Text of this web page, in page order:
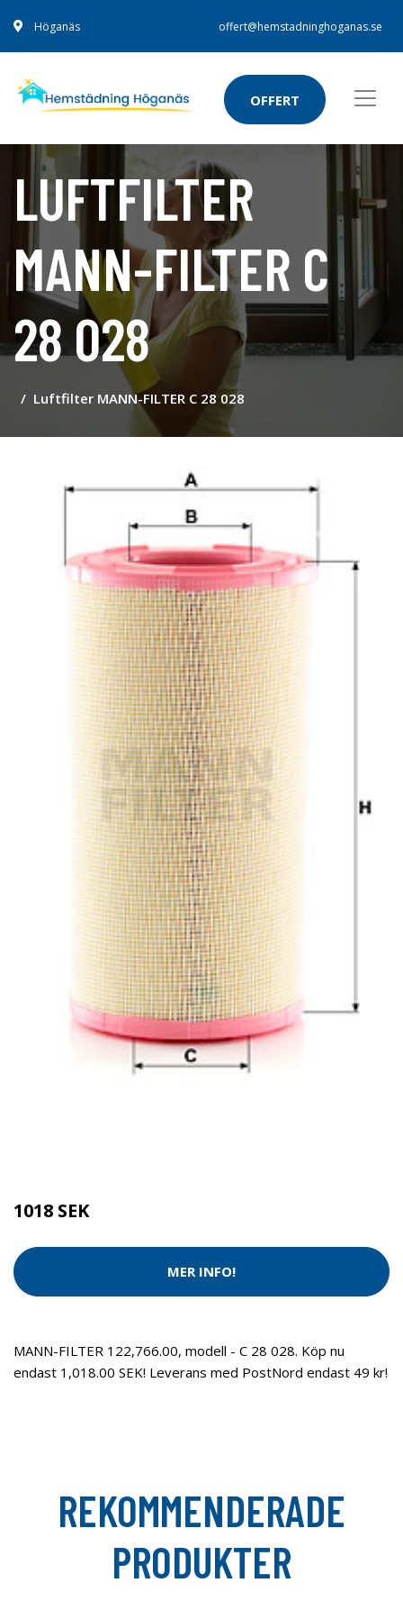
Höganäs offert@hemstadninghoganas.se
OFFERT
LUFTFILTER
MANN-FILTER C
28 028
Luftfilter MANN-FILTER C 28 028
1018 SEK
MER INFO!
MANN-FILTER 122,766.00, modell - C 28 028. Köp nu
endast 1,018.00 SEK! Leverans med PostNord endast 49 kr!
REKOMMENDERADE
PRODUKTER